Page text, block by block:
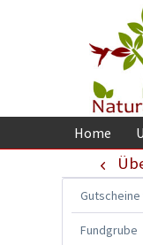
Home
Fundgrube